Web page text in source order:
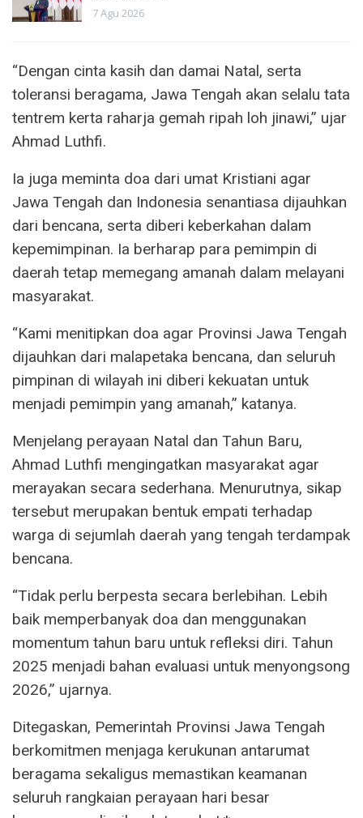
7 Agu 2026
“Dengan cinta kasih dan damai Natal, serta
toleransi beragama, Jawa Tengah akan selalu tata
tentrem kerta raharja gemah ripah loh jinawi,” ujar
Ahmad Luthfi.
Ia juga meminta doa dari umat Kristiani agar
Jawa Tengah dan Indonesia senantiasa dijauhkan
dari bencana, serta diberi keberkahan dalam
kepemimpinan. Ia berharap para pemimpin di
daerah tetap memegang amanah dalam melayani
masyarakat.
“Kami menitipkan doa agar Provinsi Jawa Tengah
dijauhkan dari malapetaka bencana, dan seluruh
pimpinan di wilayah ini diberi kekuatan untuk
menjadi pemimpin yang amanah,” katanya.
Menjelang perayaan Natal dan Tahun Baru,
Ahmad Luthfi mengingatkan masyarakat agar
merayakan secara sederhana. Menurutnya, sikap
tersebut merupakan bentuk empati terhadap
warga di sejumlah daerah yang tengah terdampak
bencana.
“Tidak perlu berpesta secara berlebihan. Lebih
baik memperbanyak doa dan menggunakan
momentum tahun baru untuk refleksi diri. Tahun
2025 menjadi bahan evaluasi untuk menyongsong
2026,” ujarnya.
Ditegaskan, Pemerintah Provinsi Jawa Tengah
berkomitmen menjaga kerukunan antarumat
beragama sekaligus memastikan keamanan
seluruh rangkaian perayaan hari besar